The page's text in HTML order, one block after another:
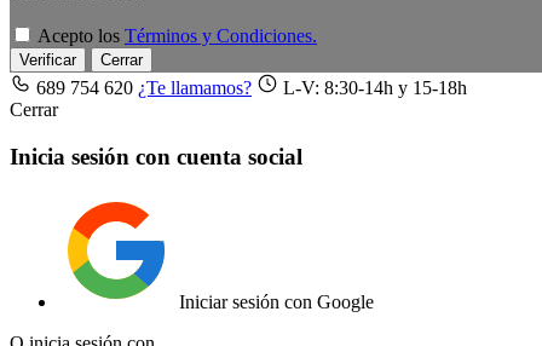
Acepto los Términos y Condiciones.
Verificar Cerrar
689 754 620 ¿Te llamamos?
L-V: 8:30-14h y 15-18h
Cerrar
Inicia sesión con cuenta social
Iniciar sesión con Google